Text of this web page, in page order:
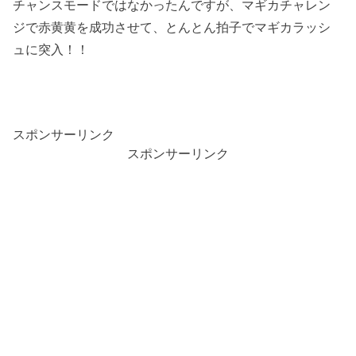
チャンスモードではなかったんですが、マギカチャレン
ジで赤黄黄を成功させて、とんとん拍子でマギカラッシ
ュに突入！！
スポンサーリンク
スポンサーリンク